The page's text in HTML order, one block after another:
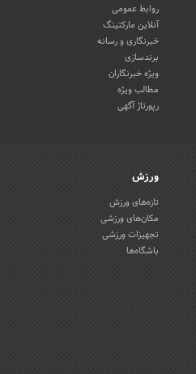
روابط عمومی
آنلاین مارکتینگ
خبرنگاری و رسانه
برندسازی
ویژه خبرنگاران
مطالب ویژه
رپورتاژ آگهی
ورزش
تازه‌های ورزش
مکان‌های ورزشی
تجهیزات ورزشی
باشگاه‌ها